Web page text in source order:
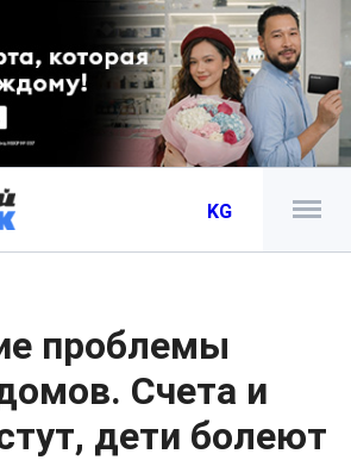
KG
проблемы
Счета и
дети болеют